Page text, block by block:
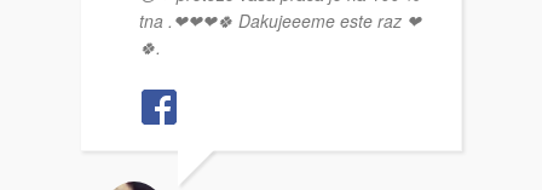
tna .❤❤❤🍀 Dakujeeeme este raz ❤
🍀.